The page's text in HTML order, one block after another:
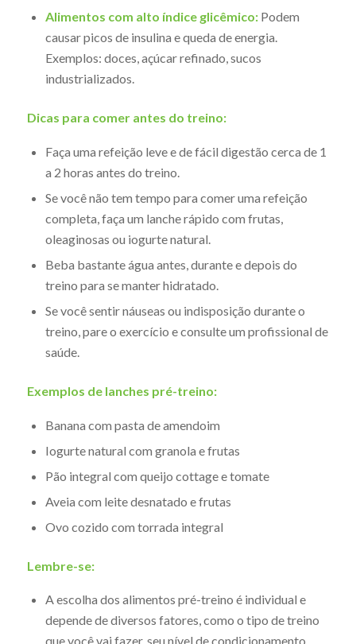
Alimentos com alto índice glicêmico:Podem
causar picos de insulina e queda de energia.
Exemplos: doces, açúcar refinado, sucos
industrializados.
Dicas para comer antes do treino:
Faça uma refeição leve e de fácil digestão cerca de 1
a 2 horas antes do treino.
Se você não tem tempo para comer uma refeição
completa, faça um lanche rápido com frutas,
oleaginosas ou iogurte natural.
Beba bastante água antes, durante e depois do
treino para se manter hidratado.
Se você sentir náuseas ou indisposição durante o
treino, pare o exercício e consulte um profissional de
saúde.
Exemplos de lanches pré-treino:
Banana com pasta de amendoim
Iogurte natural com granola e frutas
Pão integral com queijo cottage e tomate
Aveia com leite desnatado e frutas
Ovo cozido com torrada integral
Lembre-se:
A escolha dos alimentos pré-treino é individual e
depende de diversos fatores, como o tipo de treino
que você vai fazer, seu nível de condicionamento